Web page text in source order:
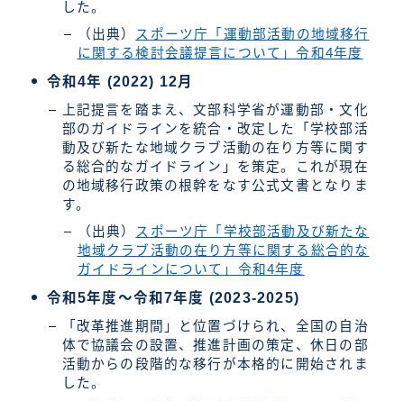
した。
（出典）
スポーツ庁「運動部活動の地域移行
に関する検討会議提言について」令和4年度
令和4年 (2022) 12月
上記提言を踏まえ、文部科学省が運動部・文化
部のガイドラインを統合・改定した「学校部活
動及び新たな地域クラブ活動の在り方等に関す
る総合的なガイドライン」を策定。これが現在
の地域移行政策の根幹をなす公式文書となりま
す。
（出典）
スポーツ庁「学校部活動及び新たな
地域クラブ活動の在り方等に関する総合的な
ガイドラインについて」令和4年度
令和5年度～令和7年度 (2023-2025)
「改革推進期間」と位置づけられ、全国の自治
体で協議会の設置、推進計画の策定、休日の部
活動からの段階的な移行が本格的に開始されま
した。